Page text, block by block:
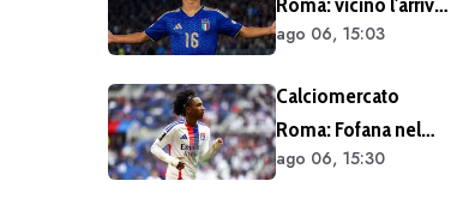
ancora al lavoro
sull'operazione
di Ballarin dal
definitivo
ago 06, 15:03
Calciomercato
Roma: Fofana nel
mirino. Alcuni
ago 06, 15:30